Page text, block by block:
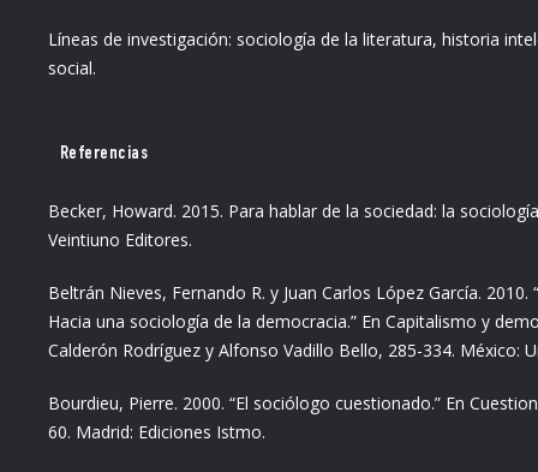
Líneas de investigación: sociología de la literatura, historia
social.
Referencias
Becker, Howard. 2015. Para hablar de la sociedad: la
Veintiuno Editores.
Beltrán Nieves, Fernando R. y Juan Carlos López García.
Hacia una sociología de la democracia.” En Capitalismo y
Calderón Rodríguez y Alfonso Vadillo Bello, 285-334. México:
Bourdieu, Pierre. 2000. “El sociólogo cuestionado.” En
60. Madrid: Ediciones Istmo.